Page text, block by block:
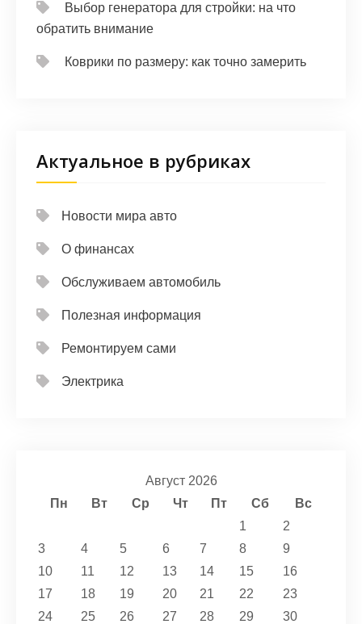
Выбор генератора для стройки: на что
обратить внимание
Коврики по размеру: как точно замерить
Актуальное в рубриках
Новости мира авто
О финансах
Обслуживаем автомобиль
Полезная информация
Ремонтируем сами
Электрика
Август 2026
Пн
Вт Ср Чт Пт Сб
Вс
1
2
3
4 5 6 7 8
9
10
11 12 13 14 15
16
17
18 19 20 21 22
23
24
25 26 27 28 29
30